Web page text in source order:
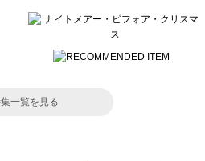
一覧を見る